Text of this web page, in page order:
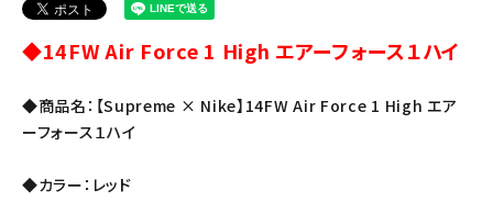
◆14FW Air Force 1 High エアーフォース１ハイ
◆商品名：【Supreme × Nike】14FW Air Force 1 High エア
ーフォース１ハイ
◆カラー：レッド